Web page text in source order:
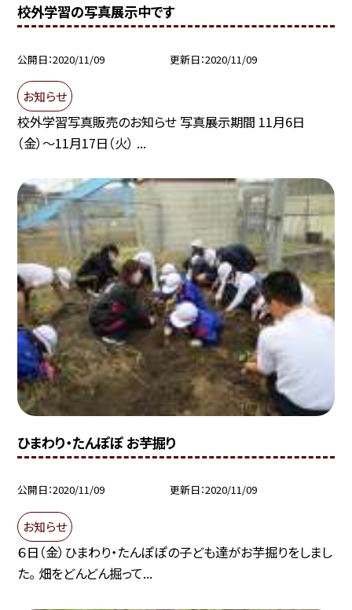
校外学習の写真展示中です
公開日 2020/11/09 更新日 2020/11/09
お知らせ
校外学習写真販売のお知らせ 写真展示期間 11月6日
（金）〜11月17日（火） ...
ひまわり・たんぽぽ お芋掘り
公開日 2020/11/09 更新日 2020/11/09
お知らせ
６日（金）ひまわり・たんぽぽの子ども達がお芋掘りをしまし
た。 畑をどんどん掘って...